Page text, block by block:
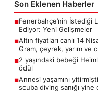
Son Eklenen Haberler
■Fenerbahçe’nin İstediği
Ediyor: Yeni Gelişmeler
■Altın fiyatları canlı 14
Gram, çeyrek, yarım ve
■2 yaşındaki bebeği
ödül
■Annesi yaşamını
scuba diving sanığı yine